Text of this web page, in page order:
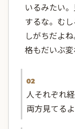
いるみたい
するな。む
しがちだよ
格もだいぶ変
02
人それぞれ
両方見てる